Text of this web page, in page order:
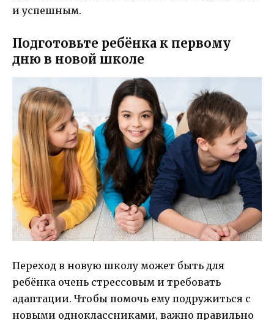
и успешным.
Подготовьте ребёнка к первому
дню в новой школе
Переход в новую школу может быть для
ребёнка очень стрессовым и требовать
адаптации. Чтобы помочь ему подружиться с
новыми одноклассниками, важно правильно